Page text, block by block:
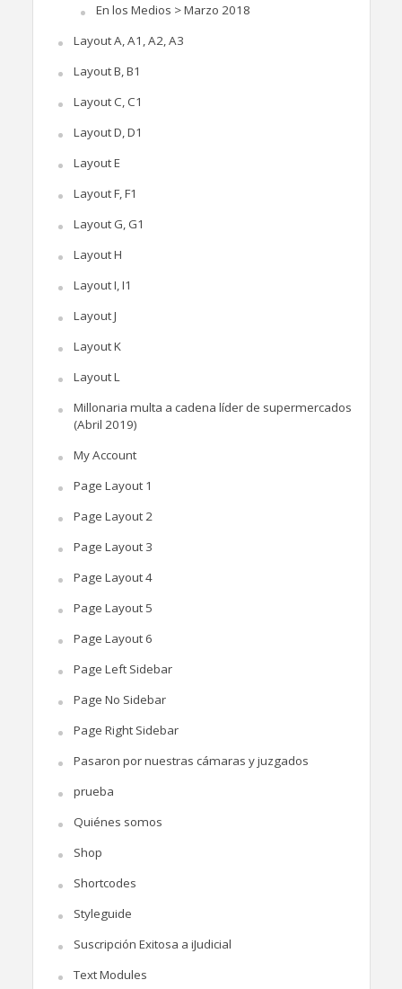
En los Medios > Marzo 2018
Layout A, A1, A2, A3
Layout B, B1
Layout C, C1
Layout D, D1
Layout E
Layout F, F1
Layout G, G1
Layout H
Layout I, I1
Layout J
Layout K
Layout L
Millonaria multa a cadena líder de supermercados
(Abril 2019)
My Account
Page Layout 1
Page Layout 2
Page Layout 3
Page Layout 4
Page Layout 5
Page Layout 6
Page Left Sidebar
Page No Sidebar
Page Right Sidebar
Pasaron por nuestras cámaras y juzgados
prueba
Quiénes somos
Shop
Shortcodes
Styleguide
Suscripción Exitosa a iJudicial
Text Modules